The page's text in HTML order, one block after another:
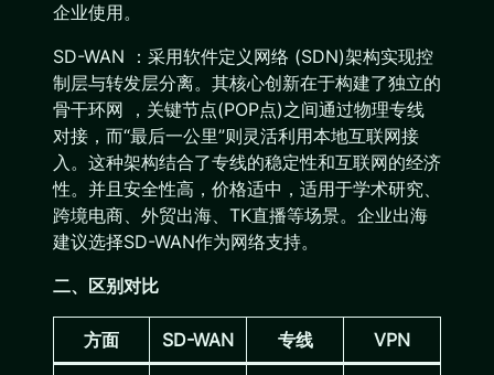
企业使用。
SD-WAN ：采用软件定义网络 (SDN)架构实现控
制层与转发层分离。其核心创新在于构建了独立的
骨干环网 ，关键节点(POP点)之间通过物理专线
对接，而“最后一公里”则灵活利用本地互联网接
入。这种架构结合了专线的稳定性和互联网的经济
性。并且安全性高，价格适中，适用于学术研究、
跨境电商、外贸出海、TK直播等场景。企业出海
建议选择SD-WAN作为网络支持。
二、区别对比
方面 SD-WAN 专线 VPN